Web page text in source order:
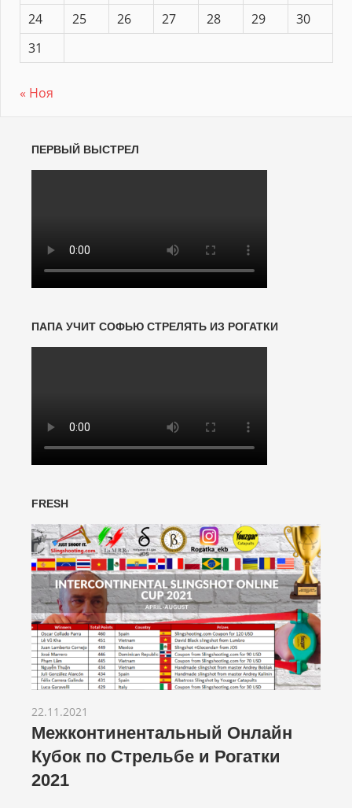
24
25 26 27 28 29
30
31
« Ноя
ПЕРВЫЙ ВЫСТРЕЛ
ПАПА УЧИТ СОФЬЮ СТРЕЛЯТЬ ИЗ РОГАТКИ
FRESH
22.11.2021
Межконтинентальный Онлайн
Кубок по Стрельбе и Рогатки
2021